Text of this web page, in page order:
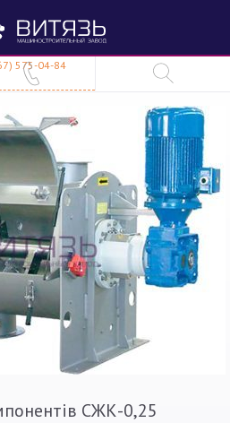
575-04-84
СЖК-0,25